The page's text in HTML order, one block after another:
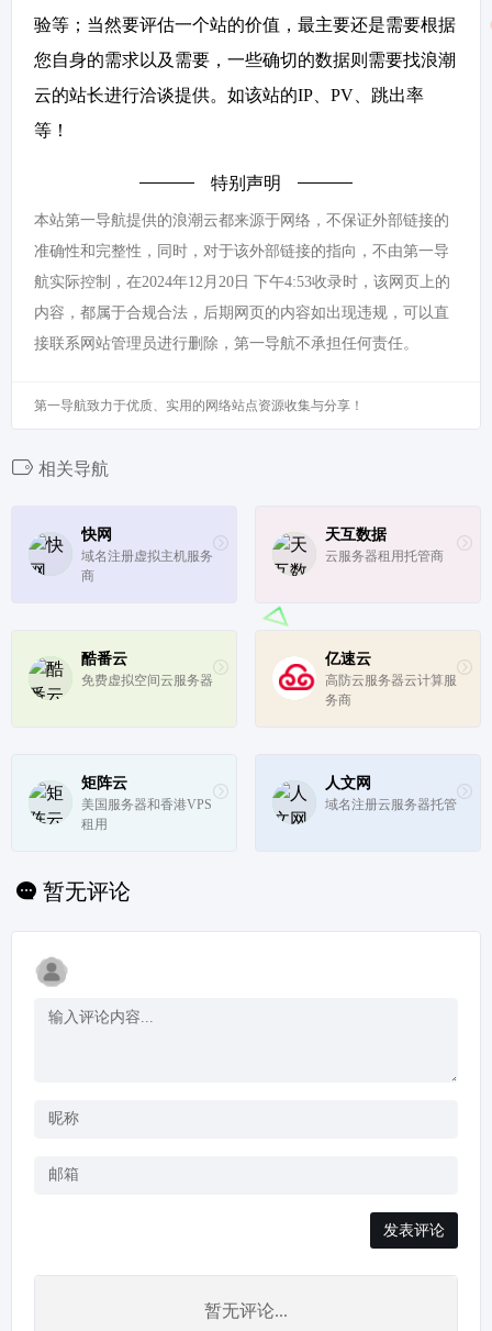
验等；当然要评估一个站的价值，最主要还是需要根据
您自身的需求以及需要，一些确切的数据则需要找浪潮
云的站长进行洽谈提供。如该站的IP、PV、跳出率
等！
特别声明
本站第一导航提供的浪潮云都来源于网络，不保证外部链接的
准确性和完整性，同时，对于该外部链接的指向，不由第一导
航实际控制，在2024年12月20日 下午4:53收录时，该网页上的
内容，都属于合规合法，后期网页的内容如出现违规，可以直
接联系网站管理员进行删除，第一导航不承担任何责任。
第一导航致力于优质、实用的网络站点资源收集与分享！
相关导航
快网
域名注册虚拟主机服务
商
天互数据
云服务器租用托管商
酷番云
免费虚拟空间云服务器
亿速云
高防云服务器云计算服
务商
矩阵云
美国服务器和香港VPS
租用
人文网
域名注册云服务器托管
暂无评论
发表评论
暂无评论...